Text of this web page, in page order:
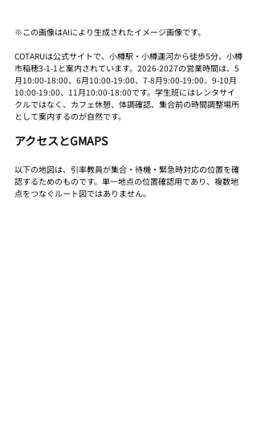
※この画像はAIにより生成されたイメージ画像です。
COTARUは公式サイトで、小樽駅・小樽運河から徒歩5分、小樽
市稲穂3-1-1と案内されています。2026-2027の営業時間は、5
月10:00-18:00、6月10:00-19:00、7-8月9:00-19:00、9-10月
10:00-19:00、11月10:00-18:00です。学生班にはレンタサイ
クルではなく、カフェ休憩、体調確認、集合前の時間調整場所
として案内するのが自然です。
アクセスとGMAPS
以下の地図は、引率教員が集合・待機・緊急時対応の位置を確
認するためのものです。単一地点の位置確認用であり、複数地
点をつなぐルート図ではありません。